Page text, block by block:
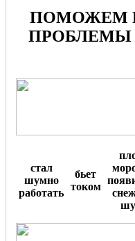
ПОМОЖЕМ
ПРОБЛЕМЫ
стал
шумно
работать
бьет
током